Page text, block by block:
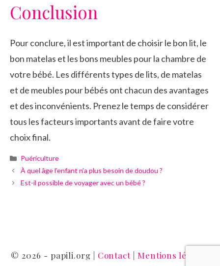
Conclusion
Pour conclure, il est important de choisir le bon lit, le
bon matelas et les bons meubles pour la chambre de
votre bébé. Les différents types de lits, de matelas
et de meubles pour bébés ont chacun des avantages
et des inconvénients. Prenez le temps de considérer
tous les facteurs importants avant de faire votre
choix final.
Catégories
Puériculture
À quel âge l’enfant n’a plus besoin de doudou ?
Est-il possible de voyager avec un bébé ?
© 2026 - papili.org | Contact Mentions légales